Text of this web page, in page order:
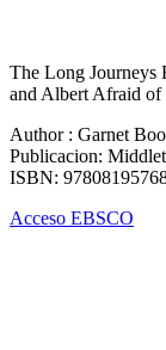
The Long Journeys
and Albert Afraid
Author : Garnet
Publicacion:
ISBN:
Acceso EBSCO